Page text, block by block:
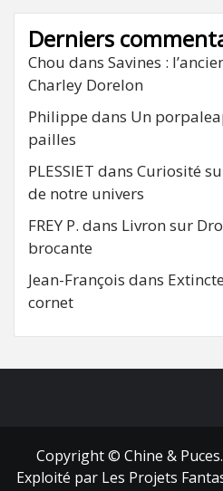
Derniers
Chou dans Savines :
Charley Dorelon
Philippe dans Un
pailles
PLESSIET dans Curiosité
de notre univers
FREY P. dans Livron sur
brocante
Jean-François dans
cornet
Copyright © Chine &
Exploité par Les Projets